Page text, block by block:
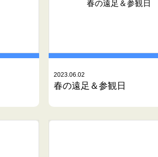
春の遠足＆参観日
2023.06.02
春の遠足＆参観日